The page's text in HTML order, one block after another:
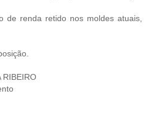
de renda retido nos moldes atuais,
RIBEIRO